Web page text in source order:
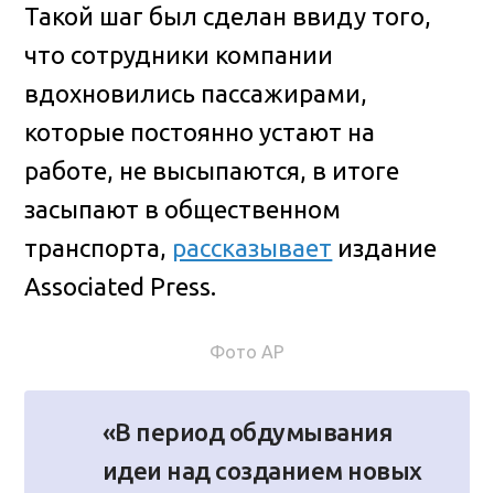
Такой шаг был сделан ввиду того,
что сотрудники компании
вдохновились пассажирами,
которые постоянно устают на
работе, не высыпаются, в итоге
засыпают в общественном
транспорта, рассказывает издание
Associated Press.
Фото AP
«В период обдумывания
идеи над созданием новых